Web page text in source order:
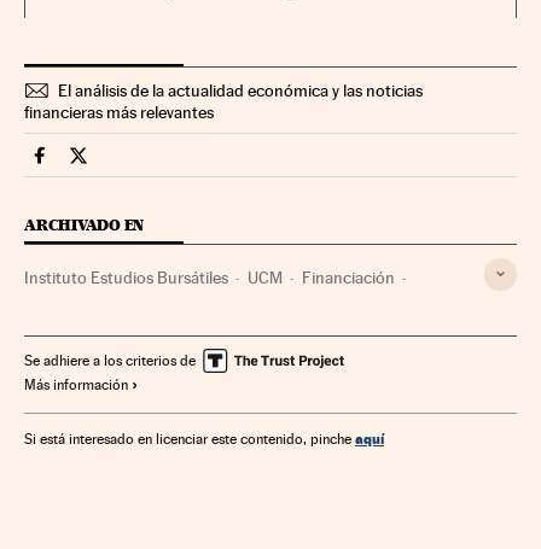
El análisis de la actualidad económica y las noticias
financieras más relevantes
Mercados Financieros Cinco Días en Facebook
Mercados Financieros Cinco Días en Twitter
ARCHIVADO EN
Instituto Estudios Bursátiles UCM Financiación
Sistema educativo Educación Banca Finanzas
Se adhiere a los criterios de
Más información
Si está interesado en licenciar este contenido, pinche aquí